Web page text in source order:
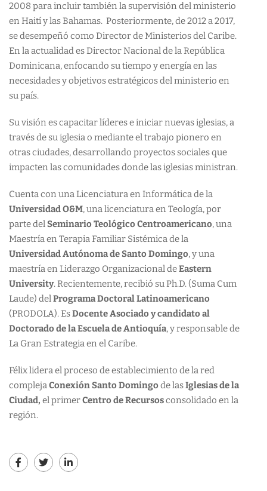
2008 para incluir también la supervisión del ministerio
en Haití y las Bahamas. Posteriormente, de 2012 a 2017,
se desempeñó como Director de Ministerios del Caribe.
En la actualidad es Director Nacional de la República
Dominicana, enfocando su tiempo y energía en las
necesidades y objetivos estratégicos del ministerio en
su país.
Su visión es capacitar líderes e iniciar nuevas iglesias, a
través de su iglesia o mediante el trabajo pionero en
otras ciudades, desarrollando proyectos sociales que
impacten las comunidades donde las iglesias ministran.
Cuenta con una Licenciatura en Informática de la
Universidad O&M, una licenciatura en Teología, por
parte del Seminario Teológico Centroamericano, una
Maestría en Terapia Familiar Sistémica de la
Universidad Autónoma de Santo Domingo, y una
maestría en Liderazgo Organizacional deEastern
University. Recientemente, recibió su Ph.D. (Suma Cum
Laude) delPrograma Doctoral Latinoamericano
(PRODOLA). EsDocente Asociado y candidato al
Doctorado de la Escuela de Antioquía, y responsable de
La Gran Estrategia en el Caribe.
Félix lidera el proceso de establecimiento de la red
complejaConexión Santo Domingo de lasIglesias de la
Ciudad, el primerCentro de Recursosconsolidado en la
región.